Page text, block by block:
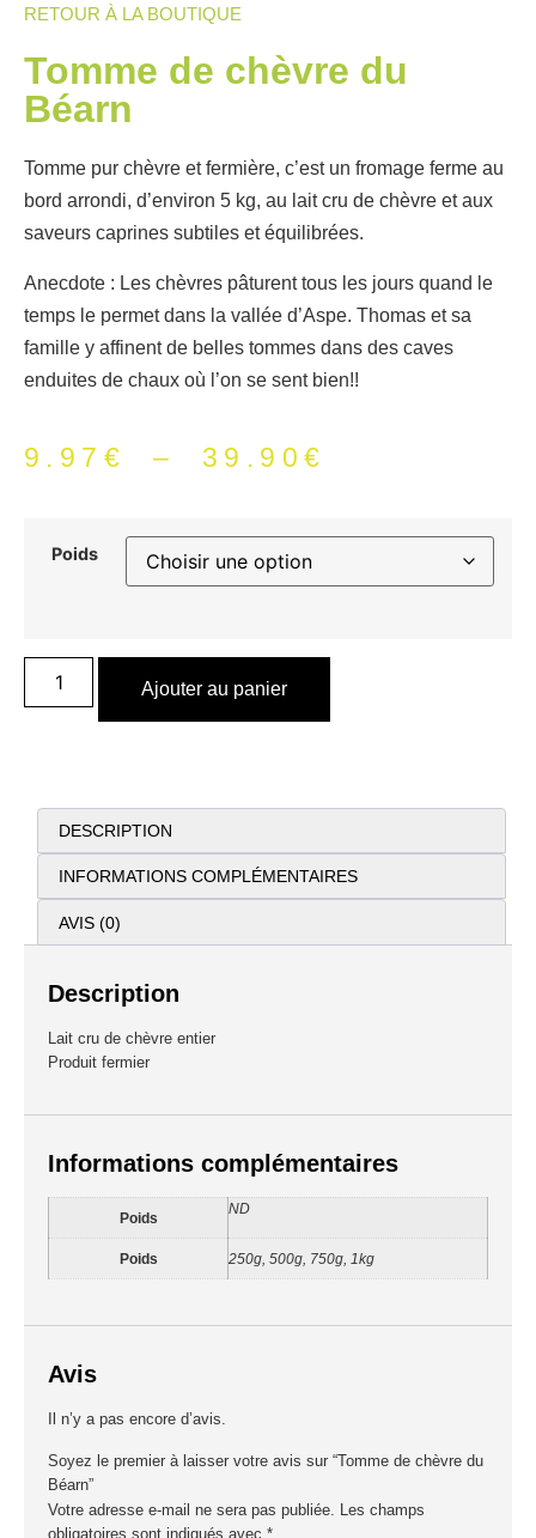
RETOUR À LA BOUTIQUE
Tomme de chèvre du
Béarn
Tomme pur chèvre et fermière, c’est un fromage ferme au
bord arrondi, d’environ 5 kg, au lait cru de chèvre et aux
saveurs caprines subtiles et équilibrées.
Anecdote : Les chèvres pâturent tous les jours quand le
temps le permet dans la vallée d’Aspe. Thomas et sa
famille y affinent de belles tommes dans des caves
enduites de chaux où l’on se sent bien!!
9.97 € – 39.90€
Poids
Ajouter au panier
DESCRIPTION
INFORMATIONS COMPLÉMENTAIRES
AVIS (0)
Description
Lait cru de chèvre entier
Produit fermier
Informations complémentaires
Poids
ND
Poids 250g, 500g, 750g, 1kg
Avis
Il n’y a pas encore d’avis.
Soyez le premier à laisser votre avis sur “Tomme de chèvre du
Béarn”
Votre adresse e-mail ne sera pas publiée. Les champs
obligatoires sont indiqués avec *